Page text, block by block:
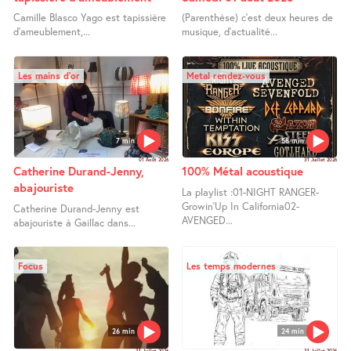
Camille Blasco Yago est tapissière
d’ameublement,...
(Parenthèse) c’est deux heures de
musique, d’actualité...
7 min
Les mains d’or
01 Août 2026
Catherine Durand-Jenny,
abajouriste
Catherine Durand-Jenny est
abajouriste à Gaillac dans...
58 min
Metal rendez-vous
31 Juillet 2026
100% Métal acoustique
La playlist :01-NIGHT RANGER-
Growin’Up In California02-
AVENGED...
26 min
Focus
24 min
Les temps modernes